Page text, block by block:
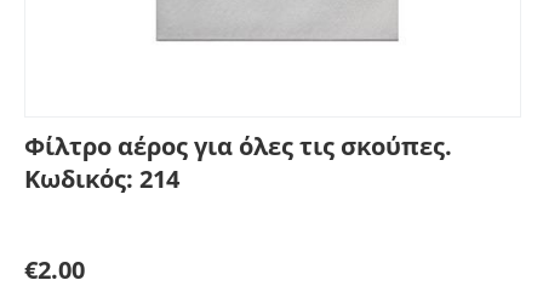
Φίλτρο αέρος για όλες τις σκούπες.
Κωδικός: 214
€2.00